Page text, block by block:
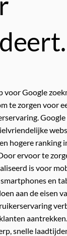
voor Google
te zorgen voor
Google
hogere ranking
ervoor te
is voor
en
aan de eisen
snelle